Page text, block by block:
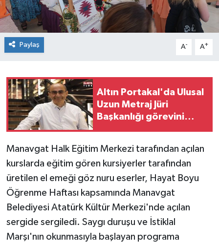
Paylaş A- A+
Altın Portakal'da Ulusal
Uzun Metraj Jüri
Başkanlığı görevini
Manavgat Halk Eğitim Merkezi tarafından açılan
kurslarda eğitim gören kursiyerler tarafından
üretilen el emeği göz nuru eserler, Hayat Boyu
Öğrenme Haftası kapsamında Manavgat
Belediyesi Atatürk Kültür Merkezi'nde açılan
sergide sergiledi. Saygı duruşu ve İstiklal
Marşı'nın okunmasıyla başlayan programa